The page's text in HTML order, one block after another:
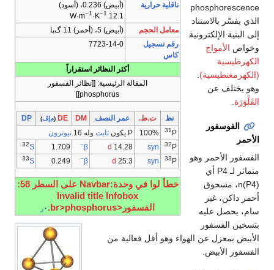
ناقلية حرارية
(أبيض) 0.236، (أسود)
12.1 W·m
−1·K−1
معامل الحجم
(أبيض) 5، (أحمر) 11 گ‌پا
رقم تسجيل
كاس
7723-14-0
أكثر النظائر استقراراً
المقالة الرئيسية: [[نظائر الفسفور
phosphorus]]
نظ ت.ط. عمر النصف DM
DE
(م‌إڤ)
DP
31 P
100% P يكون ثابت وله 16 نيوترون
32P
syn
14.28
d
β
−
1.709
32S
33P
syn
25.3
d
β
−
0.249
33S
خطأ لوا في وحدة:Navbar على السطر 58:
Invalid title Infobox
الفسفور<br>phosphorus.
·ر
phosphorescence
الذي يفسّر بالاستناد
إلى البنية الإلكترونية
وخواص الأمواج
الكهرطيسية
(الكهرمغنطيسية)
وهو يختلف عن
الفَلْوَرَة
الفوسفور
الأحمر
الفسفور الأحمر وهو
متماثر لـ P4 أي
(P4)n، مسحوق
أحمر داكن، غير
سام، يحصل عليه
بتسخين الفسفور
الأبيض بمعزل عن الهواء وهو أقل فعالية من
الفسفور الأبيض.